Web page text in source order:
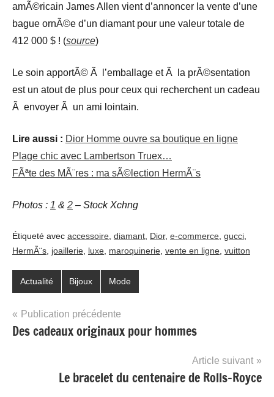
amÃ©ricain James Allen vient d’annoncer la vente d’une
bague ornÃ©e d’un diamant pour une valeur totale de
412 000 $ ! (source)
Le soin apportÃ© Ã l’emballage et Ã la prÃ©sentation
est un atout de plus pour ceux qui recherchent un cadeau
Ã envoyer Ã un ami lointain.
Lire aussi : Dior Homme ouvre sa boutique en ligne
Plage chic avec Lambertson Truex…
FÃªte des MÃ¨res : ma sÃ©lection HermÃ¨s
Photos : 1 & 2 – Stock Xchng
Étiqueté avec accessoire diamant Dior, e-commerce gucci
HermÃ¨s joaillerie luxe maroquinerie vente en ligne vuitton
Actualité Bijoux Mode
Navigation
de
Publication précédente
Des cadeaux originaux pour hommes
Article suivant
Le bracelet du centenaire de Rolls-Royce